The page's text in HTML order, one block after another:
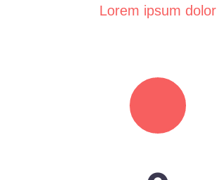
Lorem ipsum dolor